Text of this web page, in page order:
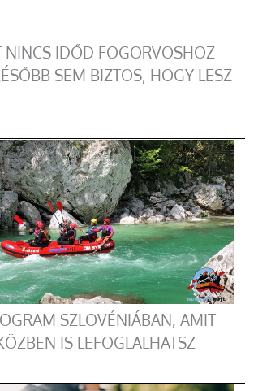
NINCS IDŐD FOGORVOSHOZ
SEM BIZTOS, HOGY LESZ
SZLOVÉNIÁBAN, AMIT
IS LEFOGLALHATSZ